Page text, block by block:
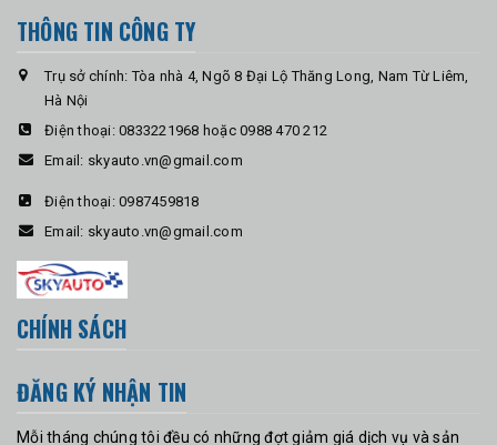
THÔNG TIN CÔNG TY
Trụ sở chính: Tòa nhà 4, Ngõ 8 Đại Lộ Thăng Long, Nam Từ Liêm,
Hà Nội
Điện thoại: 0833221968 hoặc 0988 470 212
Email: skyauto.vn@gmail.com
Điện thoại: 0987459818
Email: skyauto.vn@gmail.com
CHÍNH SÁCH
ĐĂNG KÝ NHẬN TIN
Mỗi tháng chúng tôi đều có những đợt giảm giá dịch vụ và sản